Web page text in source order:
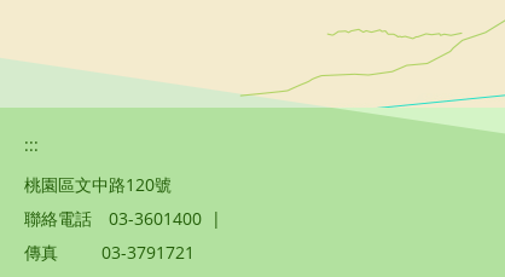
:::
桃園區文中路120號
聯絡電話
03-3601400 |
傳真
03-3791721